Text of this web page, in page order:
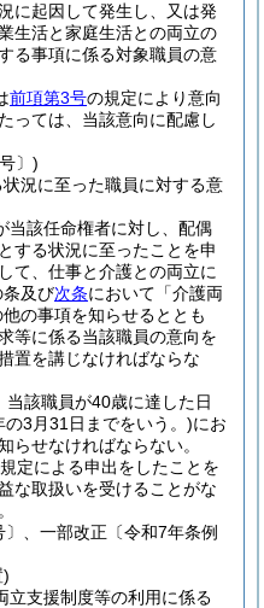
に起因して発生し、又は発
生活と家庭生活との両立の
る事項に係る対象職員の意
前項第3号の規定により意向
っては、当該意向に配慮し
〕)
況に至った職員に対する意
当該任命権者に対し、配偶
する状況に至ったことを申
て、仕事と介護との両立に
及び次条において「介護両
他の事項を知らせるととも
等に係る当該職員の意向を
置を講じなければならな
該職員が40歳に達した日
3月31日までをいう。)にお
らせなければならない。
定による申出をしたことを
な取扱いを受けることがな
、一部改正〔令和7年条例
)
立支援制度等の利用に係る